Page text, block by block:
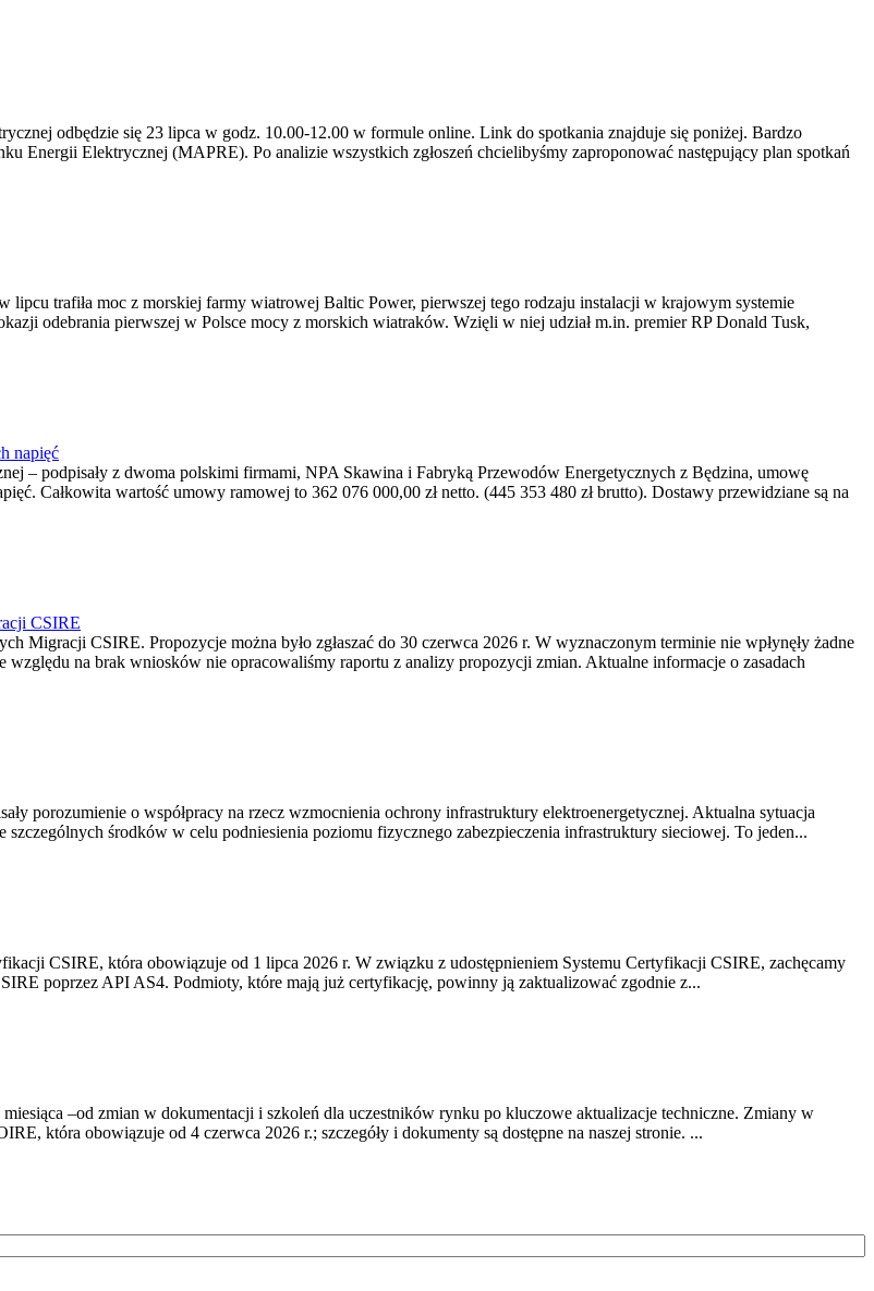
odbędzie się 23 lipca w godz. 10.00-12.00 w formule online. Link do spotkania znajduje się poniżej. Bardzo
Energii Elektrycznej (MAPRE). Po analizie wszystkich zgłoszeń chcielibyśmy zaproponować następujący plan spotkań
trafiła moc z morskiej farmy wiatrowej Baltic Power, pierwszej tego rodzaju instalacji w krajowym systemie
odebrania pierwszej w Polsce mocy z morskich wiatraków. Wzięli w niej udział m.in. premier RP Donald Tusk,
napięć
– podpisały z dwoma polskimi firmami, NPA Skawina i Fabryką Przewodów Energetycznych z Będzina, umowę
Całkowita wartość umowy ramowej to 362 076 000,00 zł netto. (445 353 480 zł brutto). Dostawy przewidziane są na
CSIRE
CSIRE. Propozycje można było zgłaszać do 30 czerwca 2026 r. W wyznaczonym terminie nie wpłynęły żadne
na brak wniosków nie opracowaliśmy raportu z analizy propozycji zmian. Aktualne informacje o zasadach
porozumienie o współpracy na rzecz wzmocnienia ochrony infrastruktury elektroenergetycznej. Aktualna sytuacja
środków w celu podniesienia poziomu fizycznego zabezpieczenia infrastruktury sieciowej. To jeden...
CSIRE, która obowiązuje od 1 lipca 2026 r. W związku z udostępnieniem Systemu Certyfikacji CSIRE, zachęcamy
poprzez API AS4. Podmioty, które mają już certyfikację, powinny ją zaktualizować zgodnie z...
–od zmian w dokumentacji i szkoleń dla uczestników rynku po kluczowe aktualizacje techniczne. Zmiany w
która obowiązuje od 4 czerwca 2026 r.; szczegóły i dokumenty są dostępne na naszej stronie. ...